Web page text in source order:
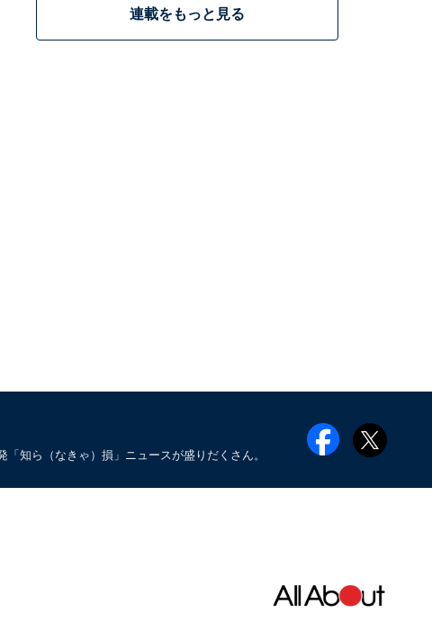
連載をもっと見る
知ら（なきゃ）損」ニュースが盛りだくさん。